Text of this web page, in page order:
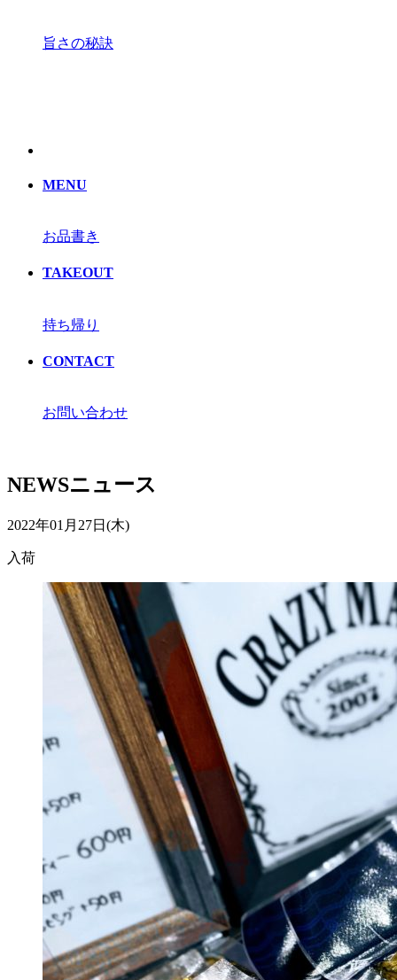
旨さの秘訣
MENU
お品書き
TAKEOUT
持ち帰り
CONTACT
お問い合わせ
NEWSニュース
2022年01月27日(木)
入荷